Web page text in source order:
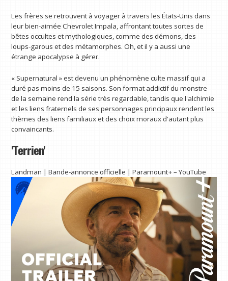
Les frères se retrouvent à voyager à travers les États-Unis dans
leur bien-aimée Chevrolet Impala, affrontant toutes sortes de
bêtes occultes et mythologiques, comme des démons, des
loups-garous et des métamorphes. Oh, et il y a aussi une
étrange apocalypse à gérer.
« Supernatural » est devenu un phénomène culte massif qui a
duré pas moins de 15 saisons. Son format addictif du monstre
de la semaine rend la série très regardable, tandis que l'alchimie
et les liens fraternels de ses personnages principaux rendent les
thèmes des liens familiaux et des choix moraux d'autant plus
convaincants.
'Terrien'
Landman | Bande-annonce officielle | Paramount+ – YouTube